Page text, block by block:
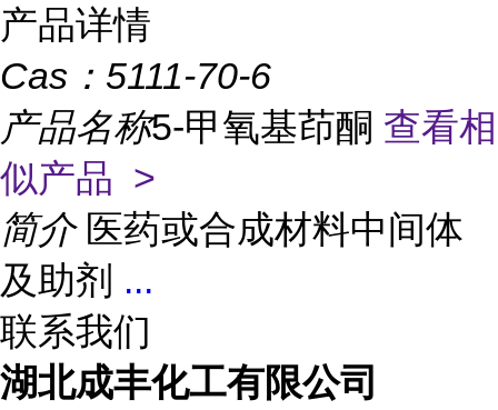
产品详情
Cas： 5111-70-6
产品名称5-甲氧基茚酮 查看相
似产品 >
简介 医药或合成材料中间体
及助剂 ...
联系我们
湖北成丰化工有限公司